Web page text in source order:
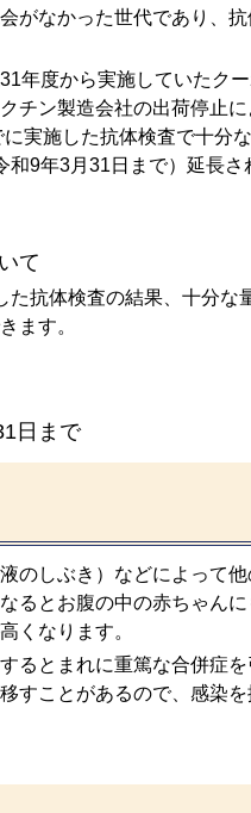
がなかった世代であり、
年度から実施していたク
チン製造会社の出荷停止
実施した抗体検査で十分
和9年3月31日まで）延長
て
抗体検査の結果、十分な
ます。
日まで
のしぶき）などによって他
るとお腹の中の赤ちゃん
くなります。
るとまれに重篤な合併症
すことがあるので、感染